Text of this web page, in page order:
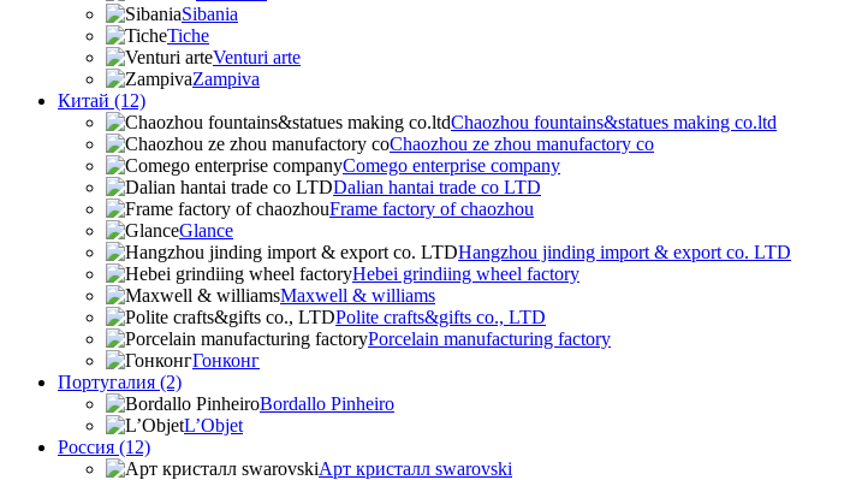
Sibania
Tiche
Venturi arte
Zampiva
Китай (12)
Chaozhou fountains&statues making co.ltd
Chaozhou ze zhou manufactory co
Comego enterprise company
Dalian hantai trade co LTD
Frame factory of chaozhou
Glance
Hangzhou jinding import & export co. LTD
Hebei grindiing wheel factory
Maxwell & williams
Polite crafts&gifts co., LTD
Porcelain manufacturing factory
Гонконг
Португалия (2)
Bordallo Pinheiro
L’Objet
Россия (12)
Арт кристалл swarovski